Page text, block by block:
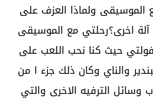
الموسيقى ولماذا العزف على
آلة اخرى؟رحلتي مع الموسيقى
حيث كنا نحب اللعب على
والناي وكان ذلك جزء ا من
الترفيه الاخرى والتي